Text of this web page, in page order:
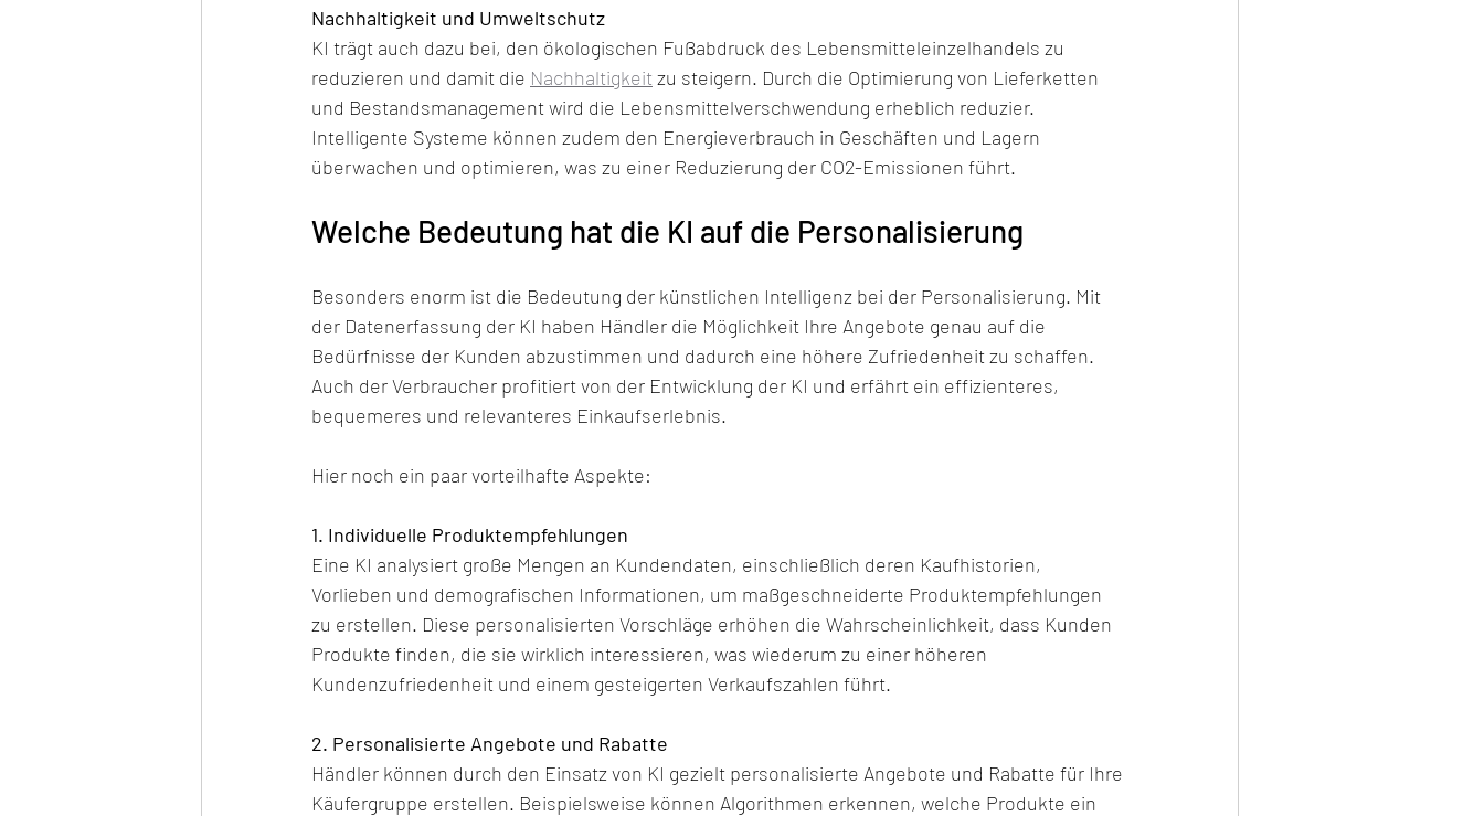
Nachhaltigkeit und Umweltschutz
KI trägt auch dazu bei, den ökologischen Fußabdruck des Lebensmitteleinzelhandels zu
reduzieren und damit die Nachhaltigkeit zu steigern. Durch die Optimierung von Lieferketten
und Bestandsmanagement wird die Lebensmittelverschwendung erheblich reduzier.
Intelligente Systeme können zudem den Energieverbrauch in Geschäften und Lagern
überwachen und optimieren, was zu einer Reduzierung der CO2-Emissionen führt.
Welche Bedeutung hat die KI auf die Personalisierung
Besonders enorm ist die Bedeutung der künstlichen Intelligenz bei der Personalisierung. Mit
der Datenerfassung der KI haben Händler die Möglichkeit Ihre Angebote genau auf die
Bedürfnisse der Kunden abzustimmen und dadurch eine höhere Zufriedenheit zu schaffen.
Auch der Verbraucher profitiert von der Entwicklung der KI und erfährt ein effizienteres,
bequemeres und relevanteres Einkaufserlebnis.
Hier noch ein paar vorteilhafte Aspekte:
1. Individuelle Produktempfehlungen
Eine KI analysiert große Mengen an Kundendaten, einschließlich deren Kaufhistorien,
Vorlieben und demografischen Informationen, um maßgeschneiderte Produktempfehlungen
zu erstellen. Diese personalisierten Vorschläge erhöhen die Wahrscheinlichkeit, dass Kunden
Produkte finden, die sie wirklich interessieren, was wiederum zu einer höheren
Kundenzufriedenheit und einem gesteigerten Verkaufszahlen führt.
2. Personalisierte Angebote und Rabatte
Händler können durch den Einsatz von KI gezielt personalisierte Angebote und Rabatte für Ihre
Käufergruppe erstellen. Beispielsweise können Algorithmen erkennen, welche Produkte ein